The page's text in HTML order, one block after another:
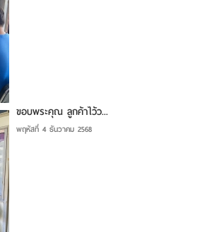
ขอบพระคุณ ลูกค้าไว้ว...
พฤหัสที่ 4 ธันวาคม 2568